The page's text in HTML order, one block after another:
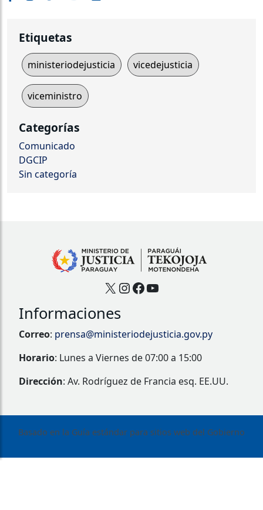
Etiquetas
ministeriodejusticia vicedejusticia
viceministro
Categorías
Comunicado
DGCIP
Sin categoría
X Instagram
Facebook
YouTube
Informaciones
Correo: prensa@ministeriodejusticia.gov.py
Horario: Lunes a Viernes de 07:00 a 15:00
Dirección: Av. Rodríguez de Francia esq. EE.UU.
Basado en la Guía estándar para sitios web del Gobierno